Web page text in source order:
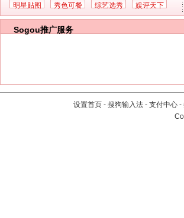
明星贴图 秀色可餐 综艺选秀 娱评天下
Sogou推广服务
设置首页 - 搜狗输入法 - 支付中心 -